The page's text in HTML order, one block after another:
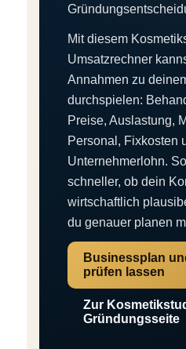
Mit diesem
Umsatzrechner
Annahmen zu
durchspielen:
Preise, Auslastung,
Personal, Fixkosten
Unternehmerlohn.
schneller, ob dein
wirtschaftlich
du genauer planen
Businessplan
prüfen lassen
Zur
Gründungsseite